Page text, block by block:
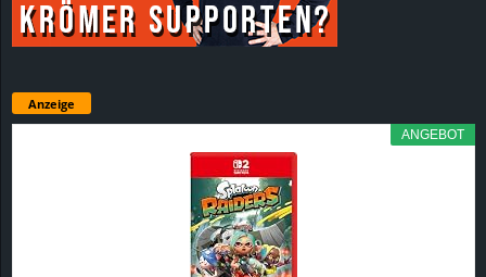
Anzeige
ANGEBOT